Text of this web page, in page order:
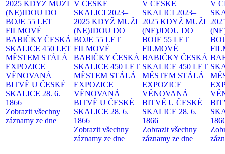
2025 KDYŽ MUŽI
(NE)JDOU DO
BOJE 55 LET
FILMOVÉ
BABIČKY ČESKÁ
SKALICE 450 LET
MĚSTEM STÁLÁ
EXPOZICE
VĚNOVANÁ
BITVĚ U ČESKÉ
SKALICE 28. 6.
1866
Zobrazit všechny
záznamy ze dne
V ČESKÉ
SKALICI 2023–
2025 KDYŽ MUŽI
(NE)JDOU DO
BOJE 55 LET
FILMOVÉ
BABIČKY ČESKÁ
SKALICE 450 LET
MĚSTEM STÁLÁ
EXPOZICE
VĚNOVANÁ
BITVĚ U ČESKÉ
SKALICE 28. 6.
1866
Zobrazit všechny
záznamy ze dne
V ČESKÉ
SKALICI 2023–
2025 KDYŽ MUŽI
(NE)JDOU DO
BOJE 55 LET
FILMOVÉ
BABIČKY ČESKÁ
SKALICE 450 LET
MĚSTEM STÁLÁ
EXPOZICE
VĚNOVANÁ
BITVĚ U ČESKÉ
SKALICE 28. 6.
1866
Zobrazit všechny
záznamy ze dne
V